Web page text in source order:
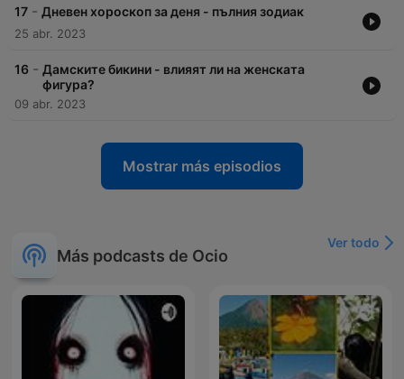
17 - Дневен хороскоп за деня - пълния зодиак
25 abr. 2023
16 - Дамските бикини - влияят ли на женската
фигура?
09 abr. 2023
Mostrar más episodios
Más podcasts de Ocio
Ver todo